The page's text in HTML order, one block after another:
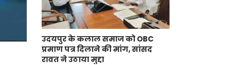
उदयपुर के कलाल समाज को OBC
प्रमाण पत्र दिलाने की मांग, सांसद
रावत ने उठाया मुद्दा